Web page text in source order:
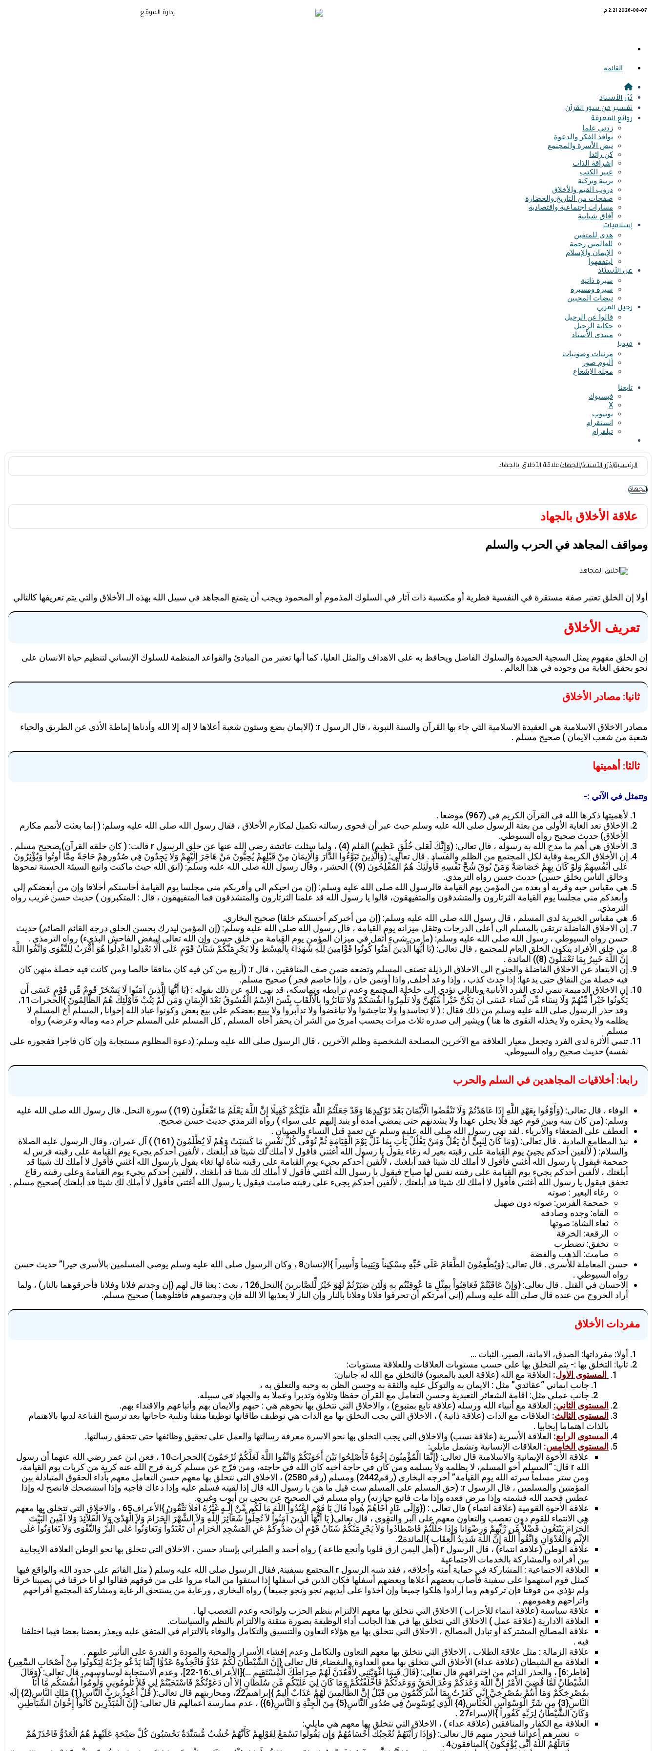
2026-08-07 2:21 م
القائمة
دُرَر الأستاذ
تفسير من سور القرآن
روائع المعرفة
زدني علما
نوافذ الفكر والدعوة
نبض الأسرة والمجتمع
كن رائدا
إشراقة الذات
عبير الكتب
تربية وتزكية
دروب القيم والأخلاق
صفحات من التاريخ والحضارة
مسارات اجتماعية واقتصادية
آفاق شبابية
إسلاميات
هدى للمتقين
للعالمين رحمة
الإيمان والإسلام
ليتفقهوا
عن الأستاذ
سيرة ذاتية
سيرة ومسيرة
نبضات المحبين
رحيل المربي
قالوا عن الرحيل
حكاية الرحيل
منتدى الأستاذ
ميديا
مرئيات وصوتيات
ألبوم صور
مجلة الإشعاع
تابعنا
فيسبوك
X
يوتيوب
انستقرام
تيلقرام
الرئيسية|دُرَر الأستاذ|الجهاد|علاقة الأخلاق بالجهاد
الجهاد
علاقة الأخلاق بالجهاد
ومواقف المجاهد في الحرب والسلم
أولا إن الخلق تعتبر صفة مستقرة في النفسية فطرية أو مكتسبة ذات آثار في السلوك المذموم أو المحمود ويجب أن يتمتع المجاهد في سبيل الله بهذه الـ الأخلاق والتي يتم تعريفها كالتالي
تعريف الأخلاق
إن الخلق مفهوم يمثل السجية الحميدة والسلوك الفاضل ويحافظ به على الاهداف والمثل العليا، كما أنها تعتبر من المبادئ والقواعد المنظمة للسلوك الإنساني لتنظيم حياة الانسان على
نحو يحقق الغاية من وجوده في هذا العالم .
ثانيا: مصادر الأخلاق
مصادر الاخلاق الاسلامية هي العقيدة الاسلامية التي جاء بها القرآن والسنة النبوية ، قال الرسول r: (الايمان بضع وستون شعبة أعلاها لا إله إلا الله وأدناها إماطة الأذى عن الطريق والحياء
شعبة من شعب الايمان ) صحيح مسلم .
ثالثا: أهميتها
وتتمثل في الآتي :-
لأهميتها ذكرها الله في القرآن الكريم في (967) موضعا .
الاخلاق تعد الغاية الأولى من بعثة الرسول صلى الله عليه وسلم حيث عبر أن فحوى رسالته تكميل لمكارم الأخلاق ، فقال رسول الله صلى الله عليه وسلم: ( إنما بعثت لأتمم مكارم
الأخلاق) حديث صحيح رواه السيوطي.
الأخلاق هي أهم ما مدح الله به رسوله ، قال تعالى: (وَإِنَّكَ لَعَلى خُلُقٍ عَظِيمٍ) القلم (4) ، ولما سئلت عائشة رضي الله عنها عن خلق الرسول r قالت: ( كان خلقه القرآن) صحيح مسلم .
إن الأخلاق الكريمة وقاية لكل المجتمع من الظلم والفساد . قال تعالى: (وَالَّذِينَ تَبَوَّءُوا الدَّارَ وَالْإِيمَانَ مِنْ قَبْلِهِمْ يُحِبُّونَ مَنْ هَاجَرَ إِلَيْهِمْ وَلَا يَجِدُونَ فِي صُدُورِهِمْ حَاجَةً مِمَّا أُوتُوا وَيُؤْثِرُونَ
عَلَى أَنْفُسِهِمْ وَلَوْ كَانَ بِهِمْ خَصَاصَةٌ وَمَنْ يُوقَ شُحَّ نَفْسِهِ فَأُولَئِكَ هُمُ الْمُفْلِحُونَ (9) ) الحشر ، وقال رسول الله صلى الله عليه وسلم: (اتق الله حيث ماكنت واتبع السيئة الحسنة تمحوها
وخالق الناس بخلق حسن) حديث حسن رواه الترمذي.
هي مقياس حبه وقربه أو بعده من المؤمن يوم القيامة قالرسول الله صلى الله عليه وسلم: (إن من احبكم الي وأقربكم مني مجلسا يوم القيامة أحاسنكم أخلاقا وإن من أبغضكم إلي
وأبعدكم مني مجلسا يوم القيامة الثرثارون والمتشدقون والمتفيهقون، قالوا يا رسول الله قد علمنا الثرثارون والمتشدقون فما المتفيهقون ، قال : المتكبرون ) حديث حسن غريب رواه
الترمذي.
هي مقياس الخيرية لدى المسلم ، قال رسول الله صلى الله عليه وسلم: (إن من أخيركم أحسنكم خلقا) صحيح البخاري.
إن الاخلاق الفاضلة ترتقي بالمسلم الى أعلى الدرجات وتثقل ميزانه يوم القيامة ، قال رسول الله صلى الله عليه وسلم: (إن المؤمن ليدرك بحسن الخلق درجة القائم الصائم) حديث
حسن رواه السيوطي ، رسول الله صلى الله عليه وسلم: (ما من شيء أثقل في ميزان المؤمن يوم القيامة من خلق حسن وإن الله تعالى ليبغض الفاحش البذيء) رواه الترمذي .
من خلق الأفراد يتكون الخلق العام للمجتمع ، قال تعالى: (يَا أَيُّهَا الَّذِينَ آَمَنُوا كُونُوا قَوَّامِينَ لِلَّهِ شُهَدَاءَ بِالْقِسْطِ وَلَا يَجْرِمَنَّكُمْ شَنَآَنُ قَوْمٍ عَلَى أَلَّا تَعْدِلُوا اعْدِلُوا هُوَ أَقْرَبُ لِلتَّقْوَى وَاتَّقُوا اللَّهَ
إِنَّ اللَّهَ خَبِيرٌ بِمَا تَعْمَلُونَ (8)) المائدة .
إن الابتعاد عن الاخلاق الفاضلة والجنوح الى الاخلاق الرذيلة تصنف المسلم وتضعه ضمن صف المنافقين ، قال r: (أربع من كن فيه كان منافقا خالصا ومن كانت فيه خصلة منهن كان
فيه خصلة من النفاق حتى يدعها: إذا حدث كذب ، وإذا وعد أخلف, واذا أوتمن خان ، وإذا خاصم فجر ) صحيح مسلم.
إن الاخلاق الذميمة تنمي لدى الفرد الأنانية وبالتالي تؤدي إلى خلخلة المجتمع وعدم ترابطه وتماسكه، قد نهى الله عن ذلك بقوله : {يَا أَيُّهَا الَّذِينَ آمَنُوا لَا يَسْخَرْ قَومٌ مِّن قَوْمٍ عَسَى أَن
يَكُونُوا خَيْراً مِّنْهُمْ وَلَا نِسَاء مِّن نِّسَاء عَسَى أَن يَكُنَّ خَيْراً مِّنْهُنَّ وَلَا تَلْمِزُوا أَنفُسَكُمْ وَلَا تَنَابَزُوا بِالْأَلْقَابِ بِئْسَ الاِسْمُ الْفُسُوقُ بَعْدَ الْإِيمَانِ وَمَن لَّمْ يَتُبْ فَأُوْلَئِكَ هُمُ الظَّالِمُونَ }الحجرات11،
وقد حذر الرسول صلى الله عليه وسلم من ذلك فقال : ( لا تحاسدوا ولا تناجشوا ولا تباغضوا ولا تدابروا ولا يبيع بعضكم على بيع بعض وكونوا عباد الله إخوانا , المسلم أخ المسلم لا
يظلمه ولا يحقره ولا يخذله التقوى ها هنا ) ويشير إلى صدره ثلاث مرات بحسب امرئ من الشر أن يحقر أخاه المسلم , كل المسلم على المسلم حرام دمه وماله وعرضه) رواه
مسلم
تنمي الأثرة لدى الفرد وتجعل معيار العلاقة مع الآخرين المصلحة الشخصية وظلم الآخرين ، قال الرسول صلى الله عليه وسلم: (دعوة المظلوم مستجابة وإن كان فاجرا ففجوره على
نفسه) حديث صحيح رواه السيوطي.
رابعا: أخلاقيات المجاهدين في السلم والحرب
الوفاء ، قال تعالى: (وَأَوْفُوا بِعَهْدِ اللَّهِ إِذَا عَاهَدْتُمْ وَلَا تَنْقُضُوا الْأَيْمَانَ بَعْدَ تَوْكِيدِهَا وَقَدْ جَعَلْتُمُ اللَّهَ عَلَيْكُمْ كَفِيلًا إِنَّ اللَّهَ يَعْلَمُ مَا تَفْعَلُونَ (19) ) سورة النحل. قال رسول الله صلى الله عليه
وسلم: (من كان بينه وبين قوم عهد فلا يحلن عهدا ولا يشدنهم حتى يمضي أمده أو ينبذ إليهم على سواء ) رواه الترمذي حديث حسن صحيح.
العطف على الضعفاء والأبرياء . لقد نهى رسول الله صلى الله عليه وسلم عن تعمد قتل النساء والصبيان .
نبذ المطامع المادية . قال تعالى: (وَمَا كَانَ لِنَبِيٍّ أَنْ يَغُلَّ وَمَنْ يَغْلُلْ يَأْتِ بِمَا غَلَّ يَوْمَ الْقِيَامَةِ ثُمَّ تُوَفَّى كُلُّ نَفْسٍ مَا كَسَبَتْ وَهُمْ لَا يُظْلَمُونَ (161) ) آل عمران، وقال الرسول عليه الصلاة
والسلام: ( لألفين أحدكم يجيئ يوم القيامة على رقبته بعير له رغاء يقول يا رسول الله أغثني فأقول لا أملك لك شيئا قد أبلغتك ، لألفين أحدكم يجيء يوم القيامة على رقبته فرس له
حمحمة فيقول يا رسول الله أغثني فأقول لا أملك لك شيئا فقد أبلغتك ، لألفين أحدكم يجيء يوم القيامة على رقبته شاة لها ثغاء يقول يارسول الله أغثني فأقول لا أملك لك شيئا قد
أبلغتك ، لألفين أحدكم يجيء يوم القيامة على رقبته نفس لها صياح فيقول يا رسول الله أغثني فأقول لا أملك لك شيئا قد أبلغتك ، لألفين أحدكم يجيء يوم القيامة وعلى رقبته رقاع
تخفق فيقول يا رسول الله أغثني فأقول لا أملك لك شيئا قد أبلغتك ، لألفين أحدكم يجيء على رقبته صامت فيقول يا رسول الله أغثني فأقول لا أملك لك شيئا قد أبلغتك )صحيح مسلم .
رغاء البعير : صوته
حمحمة الفرس: صوته دون صهيل
القاه: وجده وصادفه
ثغاء الشاة: صوتها
الرقعة: الخرقة
تخفق: تضطرب
صامت: الذهب والفضة
حسن المعاملة للأسرى . قال تعالى: {وَيُطْعِمُونَ الطَّعَامَ عَلَى حُبِّهِ مِسْكِيناً وَيَتِيماً وَأَسِيراً }الإنسان8 ، وكان الرسول صلى الله عليه وسلم يوصي المسلمين بالأسرى خيرا” حديث حسن
رواه السيوطي .
الاحسان في القتل . قال تعالى: {وَإِنْ عَاقَبْتُمْ فَعَاقِبُواْ بِمِثْلِ مَا عُوقِبْتُم بِهِ وَلَئِن صَبَرْتُمْ لَهُوَ خَيْرٌ لِّلصَّابِرينَ }النحل126 ، بعث : بعثا قال لهم (إن وجدتم فلانا وفلانا فأحرقوهما بالنار) ، ولما
أراد الخروج من عنده قال صلى الله عليه وسلم (إني أمرتكم أن تحرقوا فلانا وفلانا بالنار وإن النار لا يعذبها الا الله فإن وجدتموهم فاقتلوهما ) صحيح مسلم.
مفردات الأخلاق
أولا: مفرداتها: الصدق، الامانة، الصبر، الثبات …
ثانيا: التخلق بها :- يتم التخلق بها على حسب مستويات العلاقات وللعلاقة مستويات:
المستوى الاول: العلاقة مع الله (علاقة العبد بالمعبود) فالتخلق مع الله له جانبان:
جانب ايماني “عقائدي” مثل : الايمان به والتوكل عليه والثقة به وحسن الظن به وحبه والتعلق به ،
جانب عملي مثل: اقامة الشعائر التعبدية وحسن التعامل مع القرآن حفظا وتلاوة وتدبرا وعملا به والجهاد في سبيله.
المستوى الثاني: العلاقة مع أنبياء الله ورسله (علاقة تابع بمتبوع) ، والاخلاق التي نتخلق بها نحوهم هي : حبهم والايمان بهم وأتباعهم والاقتداء بهم.
المستوى الثالث: العلاقات مع الذات (علاقة ذاتية ) ، الاخلاق التي يجب التخلق بها مع الذات هي توظيف طاقاتها توظيفا متقنا وتلبية حاجاتها بعد ترسيخ القناعة لديها بالاهتمام
بالذات اهتماما إيجابيا .
المستوى الرابع: العلاقة الأسرية (علاقة نسب) والاخلاق التي يجب التخلق بها نحو الاسرة معرفة رسالتها والعمل على تحقيق وظائفها حتى تتحقق رسالتها.
المستوى الخامس: العلاقات الإنسانية وتشمل مايلي:
علاقة الأخوة الإيمانية والاسلامية قال تعالى: {إِنَّمَا الْمُؤْمِنُونَ إِخْوَةٌ فَأَصْلِحُوا بَيْنَ أَخَوَيْكُمْ وَاتَّقُوا اللَّهَ لَعَلَّكُمْ تُرْحَمُونَ }الحجرات10 ، فعن ابن عمر رضي الله عنهما أن رسول
الله r قال: “المسلم أخو المسلم، لا يظلمه ولا يسلمه ومن كان في حاجة أخيه كان الله في حاجته، ومن فرّج عن مسلم كربة فرج الله عنه كربة من كربات يوم القيامة،
ومن ستر مسلماً سرته الله يوم القيامة” أخرجه البخاري (رقم2442) ومسلم (رقم 2580) ، الاخلاق التي نتخلق بها معهم حسن التعامل معهم بأداء الحقوق المتبادلة بين
المؤمنين والمسلمين ، قال الرسول r: (حق المسلم على المسلم ست قيل ما هن يا رسول الله قال إذا لقيته فسلم عليه وإذا دعاك فأجبه وإذا استنصحك فانصح له وإذا
عطس فحمد الله فشمته وإذا مرض فعده وإذا مات فاتبع جنازته) رواه مسلم في الصحيح عن يحيى بن أيوب وغيره.
علاقة الأخوة القومية (علاقة انتماء ) قال تعالى : ({وَإِلَى عَادٍ أَخَاهُمْ هُوداً قَالَ يَا قَوْمِ اعْبُدُواْ اللّهَ مَا لَكُم مِّنْ إِلَـهٍ غَيْرُهُ أَفَلاَ تَتَّقُونَ }الأعراف65 ، والاخلاق التي نتخلق بها معهم
هي الانتماء للقوم دون تعصب والتعاون معهم على البر والتقوى ، قال تعالى{ يَا أَيُّهَا الَّذِينَ آمَنُواْ لاَ تُحِلُّواْ شَعَآئِرَ اللّهِ وَلاَ الشَّهْرَ الْحَرَامَ وَلاَ الْهَدْيَ وَلاَ الْقَلآئِدَ وَلا آمِّينَ الْبَيْتَ
الْحَرَامَ يَبْتَغُونَ فَضْلاً مِّن رَّبِّهِمْ وَرِضْوَاناً وَإِذَا حَلَلْتُمْ فَاصْطَادُواْ وَلاَ يَجْرِمَنَّكُمْ شَنَآنُ قَوْمٍ أَن صَدُّوكُمْ عَنِ الْمَسْجِدِ الْحَرَامِ أَن تَعْتَدُواْ وَتَعَاوَنُواْ عَلَى الْبرِّ وَالتَّقْوَى وَلاَ تَعَاوَنُواْ عَلَى
الإِثْمِ وَالْعُدْوَانِ وَاتَّقُواْ اللّهَ إِنَّ اللّهَ شَدِيدُ الْعِقَابِ }المائدة2.
علاقة الوطن (علاقة انتماء) ، قال الرسول r (اهل اليمن ارق قلوبا وأنجع طاعة ) رواه أحمد و الطبراني بإسناد حسن ، الاخلاق التي نتخلق بها نحو الوطن العلاقة الايجابية
بين أفراده والمشاركة بالخدمات الاجتماعية
العلاقة الاجتماعية : المشاركة في حماية أمنه وأخلاقه ، فقد شبه الرسول r المجتمع بسفينة, فقال الرسول صلى الله عليه وسلم ( مثل القائم على حدود الله والواقع فيها
كمثل قوم استهموا على سفينة فأصاب بعضهم أعلاها وبعضهم أسفلها فكان الذين في أسفلها إذا استقوا من الماء مروا على من فوقهم فقالوا لو أنا خرقنا في نصيبنا خرقا
ولم نؤذي من فوقنا فإن تركوهم وما أرادوا هلكوا جميعا وإن أخذوا على أيديهم نجو ونجو جميعا ) رواه البخاري , ورعاية من يستحق الرعاية ومشاركة المجتمع أفراحهم
واتراحهم وهمومهم .
علاقة سياسية (علاقة انتماء للأحزاب ) الاخلاق التي نتخلق بها معهم الالتزام بنظم الحزب ولوائحه وعدم التعصب لها .
العلاقة الادارية (علاقة عمل ) الاخلاق التي نتخلق بها في هذا الجانب أداء الوظيفة بصورة متقنة والالتزام بالنظم والسياسات.
علاقة المصالح المشتركة أو تبادل المصالح ، الاخلاق التي نتخلق بها مع هؤلاء التعاون والتنسيق والتكامل والوفاء بالالتزام في المتفق عليه ويعذر بعضنا بعضا فيما اختلفنا
فيه .
علاقة الزمالة : مثل علاقة الطلاب ، الاخلاق التي نتخلق بها معهم التعاون والتكامل وعدم إفشاء الأسرار والمحبة والمودة و القدرة على التأثير عليهم .
العلاقة مع الشيطان (علاقة عداء) الأخلاق التي نتخلق بها معه العداوة والبغضاء, قال تعالى {إِنَّ الشَّيْطَانَ لَكُمْ عَدُوٌّ فَاتَّخِذُوهُ عَدُوًّا إِنَّمَا يَدْعُو حِزْبَهُ لِيَكُونُوا مِنْ أَصْحَابِ السَّعِير}
[فاطر:6] ، والحذر الدائم من اختراقهم قال تعالى: {قَالَ فَبِمَا أَغْوَيْتَنِي لأَقْعُدَنَّ لَهُمْ صِرَاطَكَ الْمُسْتَقِيم …}[الأعراف:16-22]، وعدم الاستجابة لوساوسهم، قال تعالى: {وَقَالَ
الشَّيْطَانُ لَمَّا قُضِيَ الأَمْرُ إِنَّ اللّهَ وَعَدَكُمْ وَعْدَ الْحَقِّ وَوَعَدتُّكُمْ فَأَخْلَفْتُكُمْ وَمَا كَانَ لِيَ عَلَيْكُم مِّن سُلْطَانٍ إِلاَّ أَن دَعَوْتُكُمْ فَاسْتَجَبْتُمْ لِي فَلاَ تَلُومُونِي وَلُومُواْ أَنفُسَكُم مَّا أَنَاْ
بِمُصْرِخِكُمْ وَمَا أَنتُمْ بِمُصْرِخِيَّ إِنِّي كَفَرْتُ بِمَا أَشْرَكْتُمُونِ مِن قَبْلُ إِنَّ الظَّالِمِينَ لَهُمْ عَذَابٌ أَلِيمٌ }إبراهيم22، ومحاربتهم قال تعالى:( قُلْ أَعُوذُ بِرَبِّ النَّاسِ{1} مَلِكِ النَّاسِ{2} إِلَهِ
النَّاسِ{3} مِن شَرِّ الْوَسْوَاسِ الْخَنَّاسِ{4} الَّذِي يُوَسْوِسُ فِي صُدُورِ النَّاسِ{5} مِنَ الْجِنَّةِ وَ النَّاسِ{6}) ، عدم ممارسة أعمالهم قال تعالى: {إِنَّ الْمُبَذِّرِينَ كَانُواْ إِخْوَانَ الشَّيَاطِينِ
وَكَانَ الشَّيْطَانُ لِرَبِّهِ كَفُوراً }الإسراء27 .
العلاقة مع الكفار والمنافقين (علاقة عداء ) ، الاخلاق التي نتخلق بها معهم هي مايلي:
نعتبرهم أعدائنا فنحذر منهم قال تعالى: {وَإِذَا رَأَيْتَهُمْ تُعْجِبُكَ أَجْسَامُهُمْ وَإِن يَقُولُوا تَسْمَعْ لِقَوْلِهِمْ كَأَنَّهُمْ خُشُبٌ مُّسَنَّدَةٌ يَحْسَبُونَ كُلَّ صَيْحَةٍ عَلَيْهِمْ هُمُ الْعَدُوُّ فَاحْذَرْهُمْ
قَاتَلَهُمُ اللَّهُ أَنَّى يُؤْفَكُونَ }المنافقون4 .